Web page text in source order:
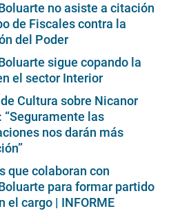
no asiste a citación
de Fiscales contra la
del Poder
sigue copando la
el sector Interior
Cultura sobre Nicanor
“Seguramente las
nos darán más
que colaboran con
para formar partido
el cargo | INFORME